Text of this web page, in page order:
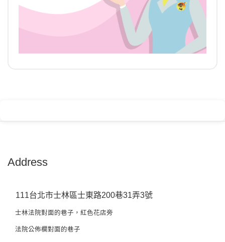
Address
111台北市士林區士東路200巷31弄3號
士林法院對面的巷子，紅色花店旁
法院公佈欄對面的巷子